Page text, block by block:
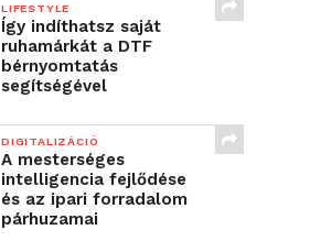
LIFESTYLE
Így indíthatsz saját
ruhamárkát a DTF
bérnyomtatás
segítségével
DIGITALIZÁCIÓ
A mesterséges
intelligencia fejlődése
és az ipari forradalom
párhuzamai